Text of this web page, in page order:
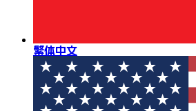
繁体中文